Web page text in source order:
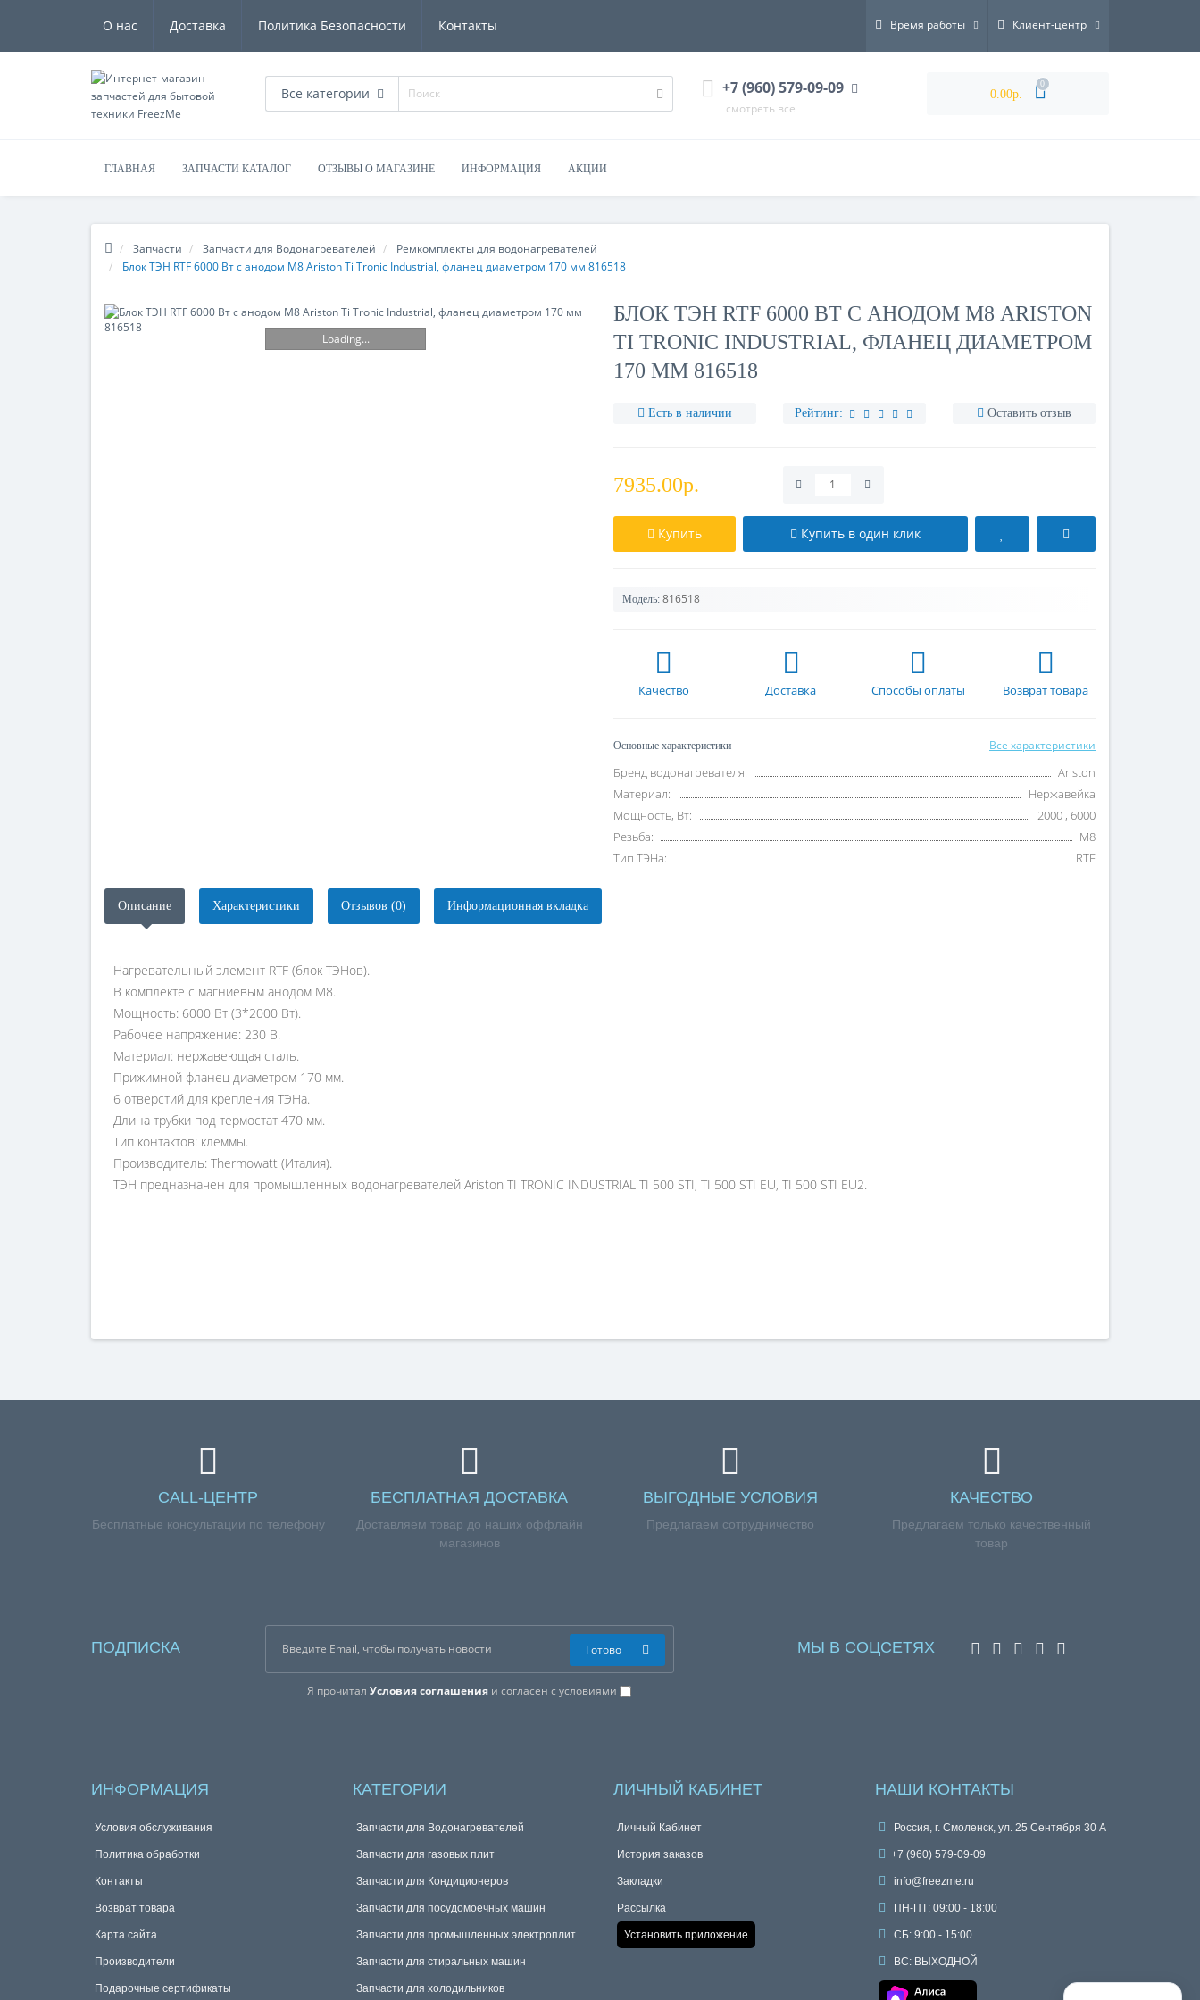
О нас Доставка Политика Безопасности Контакты Время работы Клиент-центр
Все категории +7 (960) 579-09-09
смотреть все
0.00р.
0
ГЛАВНАЯ ЗАПЧАСТИ КАТАЛОГ ОТЗЫВЫ О МАГАЗИНЕ ИНФОРМАЦИЯ АКЦИИ
Запчасти Запчасти для Водонагревателей
Ремкомплекты для водонагревателей
Блок ТЭН RTF 6000 Вт с анодом М8 Ariston Ti Tronic Industrial, фланец диаметром 170 мм 816518
Loading...
БЛОК ТЭН RTF 6000 ВТ С АНОДОМ М8 ARISTON
TI TRONIC INDUSTRIAL, ФЛАНЕЦ ДИАМЕТРОМ
170 ММ 816518
Есть в наличии Рейтинг: Оставить отзыв
7935.00р.
Купить Купить в один клик
Модель: 816518
Качество Доставка Способы оплаты Возврат товара
Основные характеристики Все характеристики
Бренд водонагревателя:
Ariston
Материал:
Нержавейка
Мощность, Вт:
2000 , 6000
Резьба:
M8
Тип ТЭНа:
RTF
Описание Характеристики Отзывов (0) Информационная вкладка
Нагревательный элемент RTF (блок ТЭНов).
В комплекте с магниевым анодом М8.
Мощность: 6000 Вт (3*2000 Вт).
Рабочее напряжение: 230 В.
Материал: нержавеющая сталь.
Прижимной фланец диаметром 170 мм.
6 отверстий для крепления ТЭНа.
Длина трубки под термостат 470 мм.
Тип контактов: клеммы.
Производитель: Thermowatt (Италия).
ТЭН предназначен для промышленных водонагревателей Ariston TI TRONIC INDUSTRIAL TI 500 STI, TI 500 STI EU, TI 500 STI EU2.
CALL-ЦЕНТР
Бесплатные консультации по телефону
БЕСПЛАТНАЯ ДОСТАВКА
Доставляем товар до наших оффлайн
магазинов
ВЫГОДНЫЕ УСЛОВИЯ
Предлагаем сотрудничество
КАЧЕСТВО
Предлагаем только качественный
товар
ПОДПИСКА
Я прочиталУсловия соглашения и согласен с условиями
Готово МЫ В СОЦСЕТЯХ
ИНФОРМАЦИЯ
Условия обслуживания
Политика обработки
Контакты
Возврат товара
Карта сайта
Производители
Подарочные сертификаты
КАТЕГОРИИ
Запчасти для Водонагревателей
Запчасти для газовых плит
Запчасти для Кондиционеров
Запчасти для посудомоечных машин
Запчасти для промышленных электроплит
Запчасти для стиральных машин
Запчасти для холодильников
ЛИЧНЫЙ КАБИНЕТ
Личный Кабинет
История заказов
Закладки
Рассылка
Установить приложение
НАШИ КОНТАКТЫ
Россия, г. Смоленск, ул. 25 Сентября 30 А
+7 (960) 579-09-09
info@freezme.ru
ПН-ПТ: 09:00 - 18:00
СБ: 9:00 - 15:00
ВС: ВЫХОДНОЙ